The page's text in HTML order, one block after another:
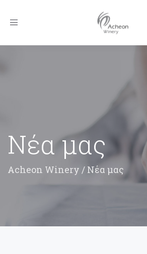
Toggle
Νέα μας
Acheon Winery / Νέα μας